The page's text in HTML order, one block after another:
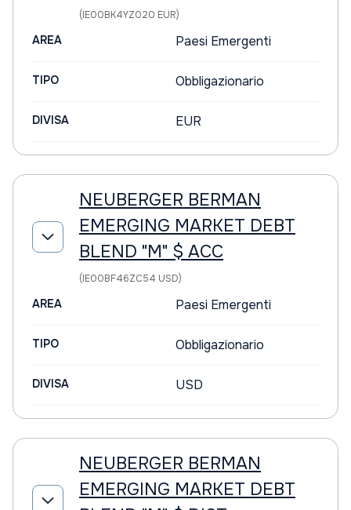
(IE00BK4YZ020 EUR)
AREA Paesi Emergenti
TIPO Obbligazionario
DIVISA EUR
NEUBERGER BERMAN
EMERGING MARKET DEBT
BLEND "M" $ ACC
(IE00BF46ZC54 USD)
AREA Paesi Emergenti
TIPO Obbligazionario
DIVISA USD
NEUBERGER BERMAN
EMERGING MARKET DEBT